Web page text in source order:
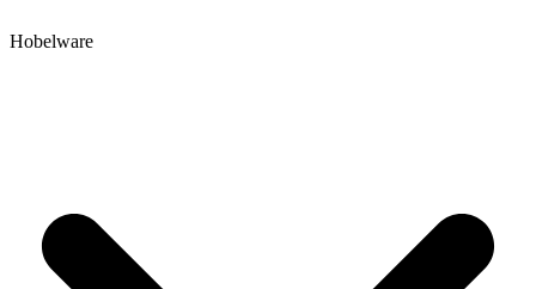
Hobelware